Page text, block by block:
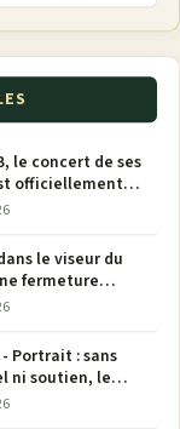
le concert de ses
officiellement
le viseur du
fermeture
pour contrer la
Portrait : sans
ni soutien, le
Justin